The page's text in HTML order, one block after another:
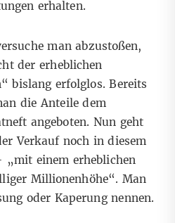
erhalten.
man abzustoßen,
der erheblichen
bislang erfolglos. Bereits
die Anteile dem
angeboten. Nun geht
Verkauf noch in diesem
einem erheblichen
Millionenhöhe“. Man
oder Kaperung nennen.